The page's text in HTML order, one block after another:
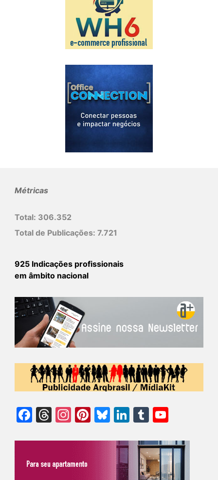
Métricas
Total: 306.352
Total de Publicações: 7.721
925 Indicações profissionais
em âmbito nacional
Facebook
Threads
Instagram
Pinterest
Bluesky
LinkedIn
Tumblr